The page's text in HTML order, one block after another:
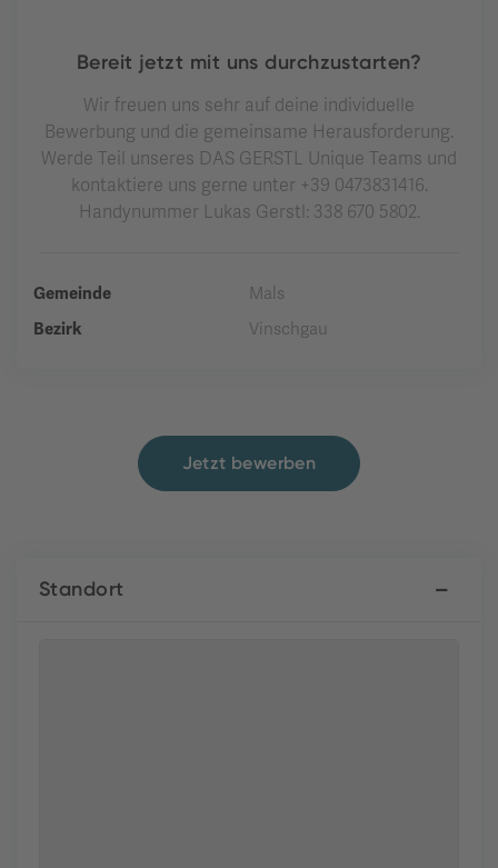
Bereit jetzt mit uns durchzustarten?
Wir freuen uns sehr auf deine individuelle
Bewerbung und die gemeinsame Herausforderung.
Werde Teil unseres DAS GERSTL Unique Teams und
kontaktiere uns gerne unter +39 0473831416.
Handynummer Lukas Gerstl: 338 670 5802.
Gemeinde
Mals
Bezirk
Vinschgau
Jetzt bewerben
Standort